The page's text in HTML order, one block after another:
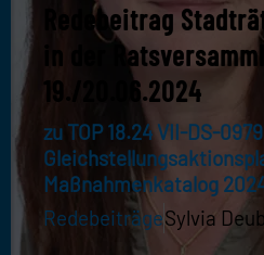
Redebeitrag
in der
19./20.06.2024
zu TOP 18.24 VII-DS-
Maßnahmenkatalog
RedebeiträgeSylvia